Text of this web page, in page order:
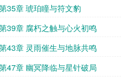
35章 琥珀瞳与符文豹
39章 腐朽之触与心火初鸣
43章 灵雨催生与地脉共鸣
47章 幽冥降临与星针破局